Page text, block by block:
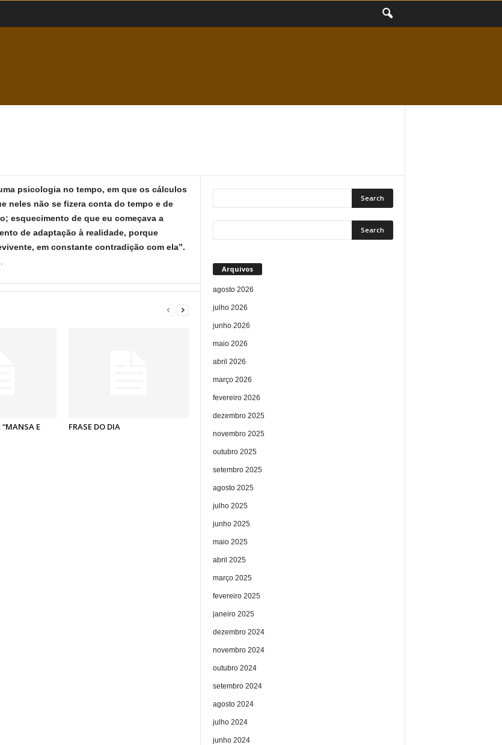
psicologia no tempo, em que os cálculos
neles não se fizera conta do tempo e de
esquecimento de que eu começava a
de adaptação à realidade, porque
em constante contradição com ela”.
“MANSA E
FRASE DO DIA
Arquivos
agosto 2026
julho 2026
junho 2026
maio 2026
abril 2026
março 2026
fevereiro 2026
dezembro 2025
novembro 2025
outubro 2025
setembro 2025
agosto 2025
julho 2025
junho 2025
maio 2025
abril 2025
março 2025
fevereiro 2025
janeiro 2025
dezembro 2024
novembro 2024
outubro 2024
setembro 2024
agosto 2024
julho 2024
junho 2024